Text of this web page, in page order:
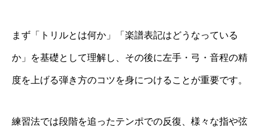
まず「トリルとは何か」「楽譜表記はどうなっている
か」を基礎として理解し、その後に左手・弓・音程の精
度を上げる弾き方のコツを身につけることが重要です。
練習法では段階を追ったテンポでの反復、様々な指や弦